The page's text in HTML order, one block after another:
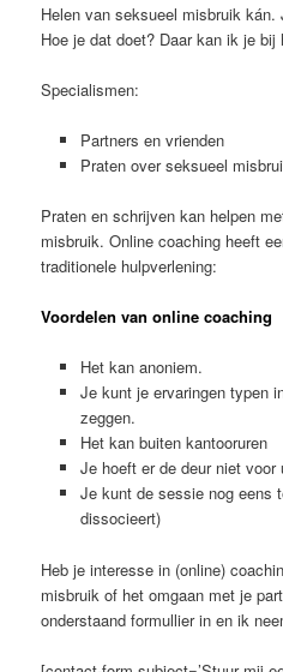
Helen van seksueel misbruik
Hoe je dat doet? Daar kan ik je
Specialismen:
Partners en vrienden
Praten over seksueel
Praten en schrijven kan helpen
misbruik. Online coaching heeft
traditionele hulpverlening:
Voordelen van online coaching
Het kan anoniem.
Je kunt je ervaringen typen
zeggen.
Het kan buiten kantooruren
Je hoeft er de deur niet voor
Je kunt de sessie nog eens
dissocieert)
Heb je interesse in (online)
misbruik of het omgaan met je
onderstaand formullier in en ik